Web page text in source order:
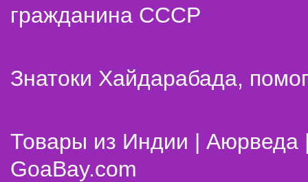
гражданина СССР
Знатоки Хайдарабада,
Товары из Индии | Аюрведа
GoaBay.com